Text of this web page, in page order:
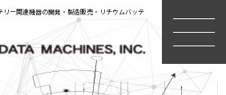
ー関連機器の開発・製造販売・リチウムバッテ
MENU